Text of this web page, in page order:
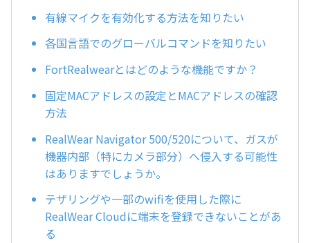
有線マイクを有効化する方法を知りたい
各国言語でのグローバルコマンドを知りたい
FortRealwearとはどのような機能ですか？
固定MACアドレスの設定とMACアドレスの確認
方法
RealWear Navigator 500/520について、ガスが
機器内部（特にカメラ部分）へ侵入する可能性
はありますでしょうか。
テザリングや一部のwifiを使用した際に
RealWear Cloudに端末を登録できないことがあ
る